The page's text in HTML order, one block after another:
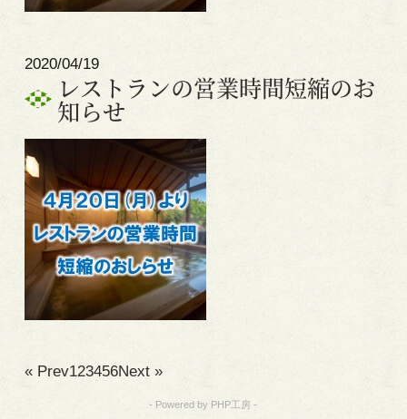
2020/04/19
レストランの営業時間短縮のお
知らせ
« Prev123456Next »
- Powered by PHP工房 -